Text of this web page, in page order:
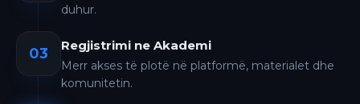
duhur.
03 Regjistrimi ne Akademi
Merr akses të plotë në platformë, materialet dhe
komunitetin.